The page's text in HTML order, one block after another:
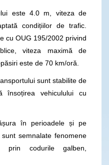
este 4.0 m, viteza de
condițiilor de trafic.
cu OUG 195/2002 privind
viteza maximă de
este de 70 km/oră.
sunt stabilite de
însoțirea vehiculului cu
în perioadele și pe
semnalate fenomene
prin codurile galben,